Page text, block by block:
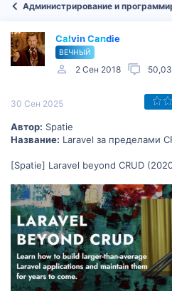
Администрирование и
Calvin Candie
ВЕЧНЫЙ
2 Сен 2018
30 Сен 2025
Автор: Spatie
Название: Laravel за пределами
[Spatie] Laravel beyond CRUD